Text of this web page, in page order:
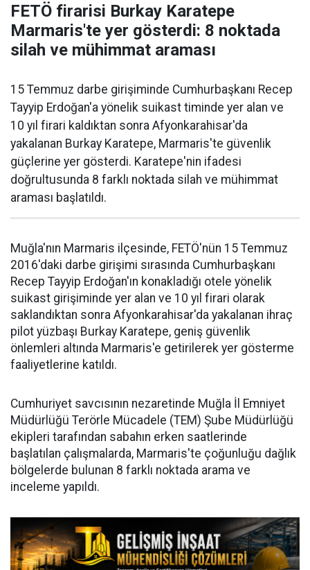
FETÖ firarisi Burkay Karatepe
Marmaris'te yer gösterdi: 8 noktada
silah ve mühimmat araması
15 Temmuz darbe girişiminde Cumhurbaşkanı Recep
Tayyip Erdoğan'a yönelik suikast timinde yer alan ve
10 yıl firari kaldıktan sonra Afyonkarahisar'da
yakalanan Burkay Karatepe, Marmaris'te güvenlik
güçlerine yer gösterdi. Karatepe'nin ifadesi
doğrultusunda 8 farklı noktada silah ve mühimmat
araması başlatıldı.
Muğla'nın Marmaris ilçesinde, FETÖ'nün 15 Temmuz
2016'daki darbe girişimi sırasında Cumhurbaşkanı
Recep Tayyip Erdoğan'ın konakladığı otele yönelik
suikast girişiminde yer alan ve 10 yıl firari olarak
saklandıktan sonra Afyonkarahisar'da yakalanan ihraç
pilot yüzbaşı Burkay Karatepe, geniş güvenlik
önlemleri altında Marmaris'e getirilerek yer gösterme
faaliyetlerine katıldı.
Cumhuriyet savcısının nezaretinde Muğla İl Emniyet
Müdürlüğü Terörle Mücadele (TEM) Şube Müdürlüğü
ekipleri tarafından sabahın erken saatlerinde
başlatılan çalışmalarda, Marmaris'te çoğunluğu dağlık
bölgelerde bulunan 8 farklı noktada arama ve
inceleme yapıldı.